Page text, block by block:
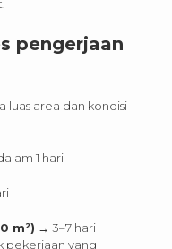
pengerjaan
luas area dan kondisi
1 hari
m²) → 3–7 hari
pekerjaan yang